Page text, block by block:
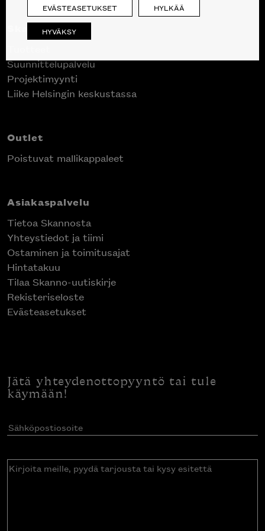
Skanno
Suunnittelupalvelu
Projektimyynti
Liike Helsingin keskustassa
Outlet
Poistuvat mallikappaleet
Asiakaspalvelu
Tietoa Skannosta
Yhteystiedot ja tiimi
Ostaminen ja toimitusajat
Hintatakuu
Tilaa Skanno-uutiskirje
Rekisteriseloste
Evästeasetukset
Jätä yhteydenottopyyntö tai tule
käymään!
Sähköpostiosoite(Pakollinen)
Kirjoita
EVÄSTEASETUKSET HYLKÄÄ
HYVÄKSY